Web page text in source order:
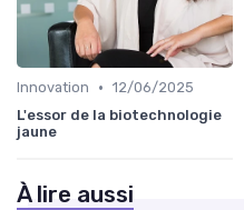
Innovation • 12/06/2025
L'essor de la biotechnologie
jaune
À lire aussi